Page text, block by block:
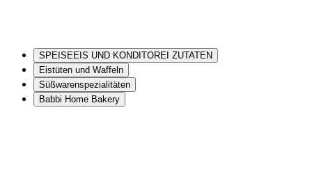
SPEISEEIS UND KONDITOREI ZUTATEN
Eistüten und Waffeln
Süßwarenspezialitäten
Babbi Home Bakery